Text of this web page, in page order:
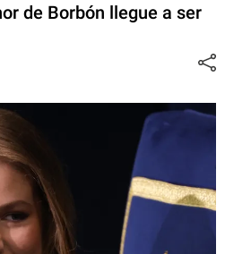
de Borbón llegue a ser